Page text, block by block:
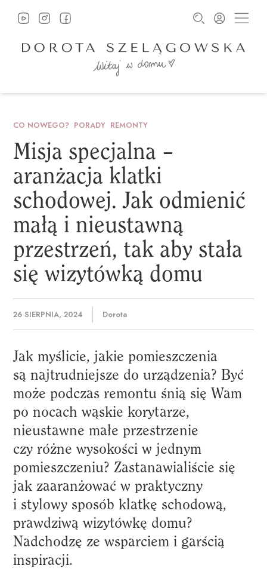
CO NOWEGO? PORADY REMONTY
Misja specjalna –
aranżacja klatki
schodowej. Jak odmienić
małą i nieustawną
przestrzeń, tak aby stała
się wizytówką domu
26 SIERPNIA, 2024 Dorota
Jak myślicie, jakie pomieszczenia
są najtrudniejsze do urządzenia? Być
może podczas remontu śnią się Wam
po nocach wąskie korytarze,
nieustawne małe przestrzenie
czy różne wysokości w jednym
pomieszczeniu? Zastanawialiście się
jak zaaranżować w praktyczny
i stylowy sposób klatkę schodową,
prawdziwą wizytówkę domu?
Nadchodzę ze wsparciem i garścią
inspiracji.